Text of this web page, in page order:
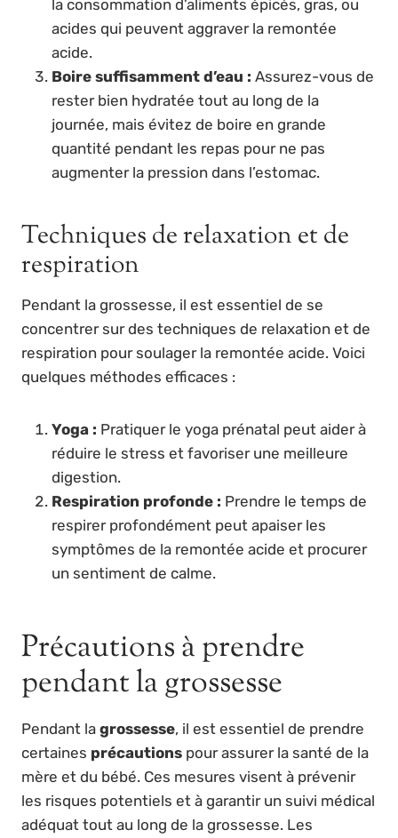
la consommation d’aliments épicés, gras, ou
acides qui peuvent aggraver la remontée
acide.
Boire suffisamment d’eau : Assurez-vous de
rester bien hydratée tout au long de la
journée, mais évitez de boire en grande
quantité pendant les repas pour ne pas
augmenter la pression dans l’estomac.
Techniques de relaxation et de
respiration
Pendant la grossesse, il est essentiel de se
concentrer sur des techniques de relaxation et de
respiration pour soulager la remontée acide. Voici
quelques méthodes efficaces :
Yoga : Pratiquer le yoga prénatal peut aider à
réduire le stress et favoriser une meilleure
digestion.
Respiration profonde : Prendre le temps de
respirer profondément peut apaiser les
symptômes de la remontée acide et procurer
un sentiment de calme.
Précautions à prendre
pendant la grossesse
Pendant la grossesse, il est essentiel de prendre
certaines précautions pour assurer la santé de la
mère et du bébé. Ces mesures visent à prévenir
les risques potentiels et à garantir un suivi médical
adéquat tout au long de la grossesse. Les